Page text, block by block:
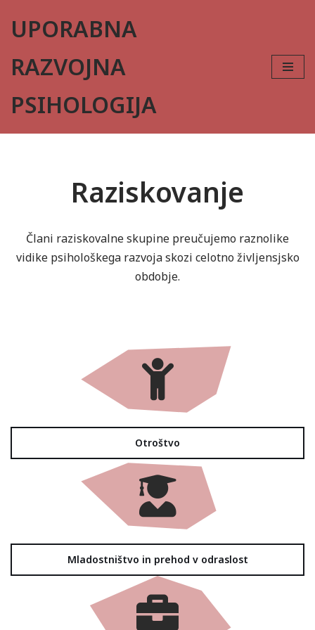
Skoči
na
vsebino
UPORABNA
RAZVOJNA
PSIHOLOGIJA
Raziskovanje
Člani raziskovalne skupine preučujemo raznolike
vidike psihološkega razvoja skozi celotno življensjsko
obdobje.
Otroštvo
Mladostništvo in prehod v odraslost